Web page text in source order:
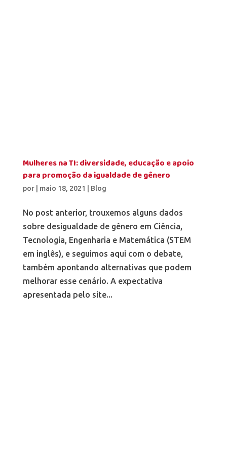
Mulheres na TI: diversidade, educação e apoio
para promoção da igualdade de gênero
por maio 18, 2021 Blog
No post anterior, trouxemos alguns dados
sobre desigualdade de gênero em Ciência,
Tecnologia, Engenharia e Matemática (STEM
em inglês), e seguimos aqui com o debate,
também apontando alternativas que podem
melhorar esse cenário. A expectativa
apresentada pelo site...